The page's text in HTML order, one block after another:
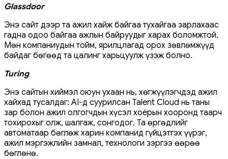
Glassdoor
Энэ сайт дээр та ажил хайж байгаа тухайгаа зарлахаас
гадна одоо байгаа ажлын байруудыг харах боломжтой.
Мөн компаниудын тойм, ярилцлагад орох зөвлөмжүүд
байдаг бөгөөд та цалинг харьцуулж үзэж болно.
Turing
Энэ сайтын хиймэл оюун ухаан нь, хөгжүүлэгчдэд ажил
хайхад тусалдаг: AI-д суурилсан Talent Cloud нь таны
зар болон ажил олгогчдын хүсэл хоёрын хооронд таарч
тохирохыг олж, шалгаж, сонгодог. Та өргөдлийг
автоматаар бөглөж харин компанид гүйцэтгэх үүрэг,
ажил мэргэжлийн замнал, технологи зэргээ өөрөө
бөглөнө.